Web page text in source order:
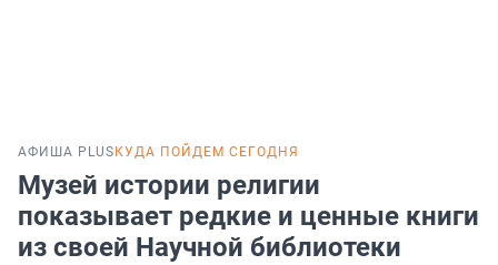
АФИША PLUS КУДА ПОЙДЕМ СЕГОДНЯ
Музей истории религии
показывает редкие и ценные книги
из своей Научной библиотеки